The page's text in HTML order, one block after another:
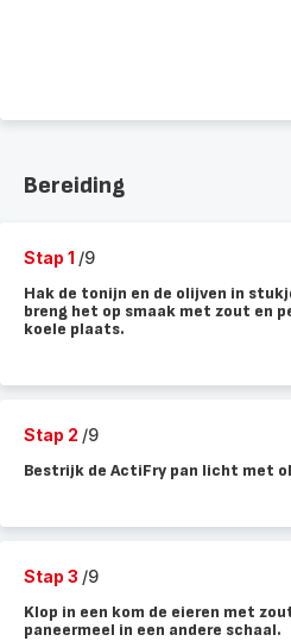
Bereiding
Stap 1 /9
Hak de tonijn en de olijven in
breng het op smaak met zout en
koele plaats.
Stap 2 /9
Bestrijk de ActiFry pan licht met
Stap 3 /9
Klop in een kom de eieren met
paneermeel in een andere schaal.